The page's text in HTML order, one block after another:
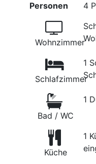
Personen 4 P
Wohnzimmer
Schlafzimmer
1
Bad / WC
1
Küche
1